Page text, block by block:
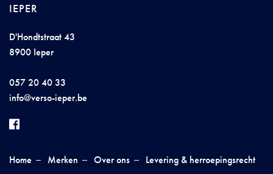
IEPER
D'Hondtstraat 43
8900 Ieper
057 20 40 33
info@verso-ieper.be
Home Merken Over ons Levering & herroepingsrecht